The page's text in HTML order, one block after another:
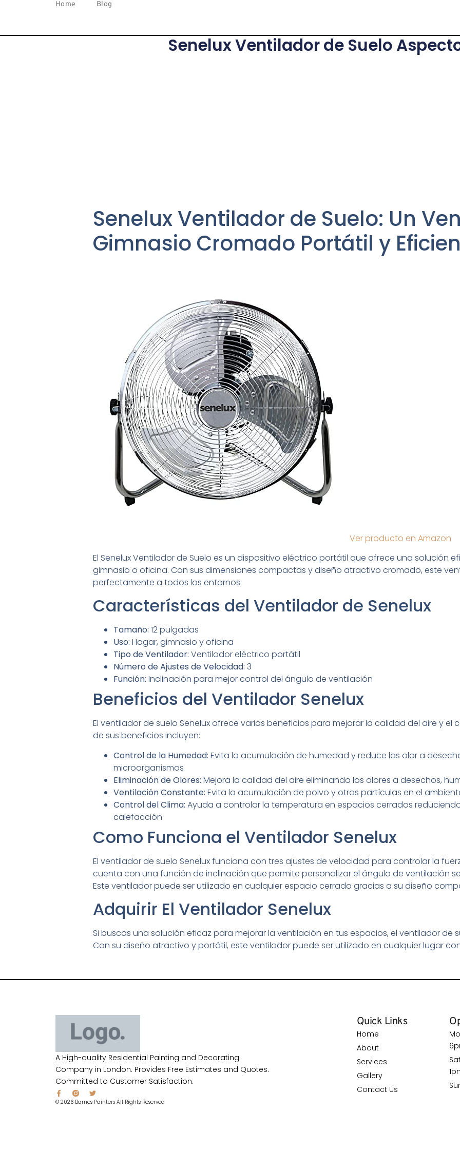
Home Blog
Senelux Ventilador de Suelo
Senelux Ventilador de Suelo: Un
Gimnasio Cromado Portátil y
Ver producto en Amazon
El Senelux Ventilador de Suelo es un dispositivo eléctrico portátil que ofrece una solución
gimnasio o oficina. Con sus dimensiones compactas y diseño atractivo cromado, este
perfectamente a todos los entornos.
Características del Ventilador de Senelux
Tamaño: 12 pulgadas
Uso: Hogar, gimnasio y oficina
Tipo de Ventilador: Ventilador eléctrico portátil
Número de Ajustes de Velocidad: 3
Función: Inclinación para mejor control del ángulo de ventilación
Beneficios del Ventilador Senelux
El ventilador de suelo Senelux ofrece varios beneficios para mejorar la calidad del aire y el
de sus beneficios incluyen:
Control de la Humedad: Evita la acumulación de humedad y reduce las olor a
microorganismos
Eliminación de Olores: Mejora la calidad del aire eliminando los olores a desechos,
Ventilación Constante: Evita la acumulación de polvo y otras partículas en el
Control del Clima: Ayuda a controlar la temperatura en espacios cerrados
calefacción
Como Funciona el Ventilador Senelux
El ventilador de suelo Senelux funciona con tres ajustes de velocidad para controlar la
cuenta con una función de inclinación que permite personalizar el ángulo de ventilación
Este ventilador puede ser utilizado en cualquier espacio cerrado gracias a su diseño
Adquirir El Ventilador Senelux
Si buscas una solución eficaz para mejorar la ventilación en tus espacios, el ventilador de
Con su diseño atractivo y portátil, este ventilador puede ser utilizado en cualquier lugar
A High-quality Residential Painting and Decorating
Company in London. Provides Free Estimates and Quotes.
Committed to Customer Satisfaction.
© 2026 Barnes Painters All Rights Reserved
Quick Links
Home
About
Services
Gallery
Contact Us